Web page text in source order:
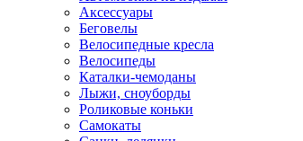
Аксессуары
Беговелы
Велосипедные кресла
Велосипеды
Каталки-чемоданы
Лыжи, сноуборды
Роликовые коньки
Самокаты